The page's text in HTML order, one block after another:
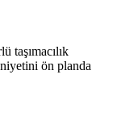
taşımacılık
ön planda